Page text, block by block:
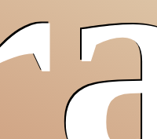
aiuta AVSI
aiuta chi